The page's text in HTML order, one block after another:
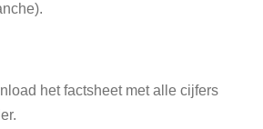
het factsheet met alle cijfers